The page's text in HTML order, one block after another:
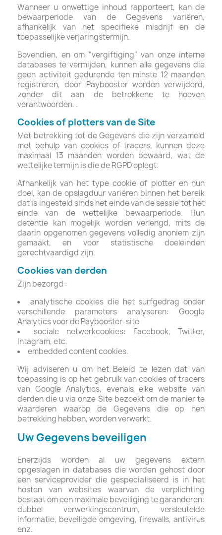
Wanneer u onwettige inhoud rapporteert, kan de
bewaarperiode van de Gegevens variëren,
afhankelijk van het specifieke misdrijf en de
toepasselijke verjaringstermijn.
Bovendien, en om "vergiftiging" van onze interne
databases te vermijden, kunnen alle gegevens die
geen activiteit gedurende ten minste 12 maanden
registreren, door Paybooster worden verwijderd,
zonder dit aan de betrokkene te hoeven
verantwoorden. .
Cookies of plotters van de Site
Met betrekking tot de Gegevens die zijn verzameld
met behulp van cookies of tracers, kunnen deze
maximaal 13 maanden worden bewaard, wat de
wettelijke termijn is die de RGPD oplegt.
Afhankelijk van het type cookie of plotter en hun
doel, kan de opslagduur variëren binnen het bereik
dat is ingesteld sinds het einde van de sessie tot het
einde van de wettelijke bewaarperiode. Hun
detentie kan mogelijk worden verlengd, mits de
daarin opgenomen gegevens volledig anoniem zijn
gemaakt, en voor statistische doeleinden
gerechtvaardigd zijn.
Cookies van derden
Zijn bezorgd :
analytische cookies die het surfgedrag onder
verschillende parameters analyseren: Google
Analytics voor de Paybooster-site
sociale netwerkcookies: Facebook, Twitter,
Intagram, etc.
embedded content cookies.
Wij adviseren u om het Beleid te lezen dat van
toepassing is op het gebruik van cookies of tracers
van Google Analytics, evenals elke website van
derden die u via onze Site bezoekt om de manier te
waarderen waarop de Gegevens die op hen
betrekking hebben, worden verwerkt.
Uw Gegevens beveiligen
Enerzijds worden al uw gegevens extern
opgeslagen in databases die worden gehost door
een serviceprovider die gespecialiseerd is in het
hosten van websites waarvan de verplichting
bestaat om een ​​maximale beveiliging te garanderen:
dubbel verwerkingscentrum, versleutelde
informatie, beveiligde omgeving, firewalls, antivirus
enz.